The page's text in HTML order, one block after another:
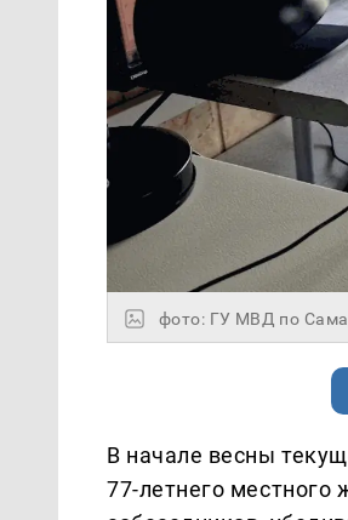
фото: ГУ МВД по
В начале весны
77-летнего местного